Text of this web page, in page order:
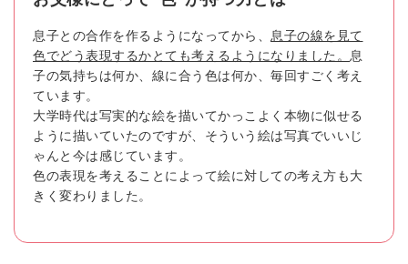
息子との合作を作るようになってから、 息子の線を見て
色でどう表現するかとても考えるようになりました。 息
子の気持ちは何か、線に合う色は何か、毎回すごく考え
ています。
大学時代は写実的な絵を描いてかっこよく本物に似せる
ように描いていたのですが、そういう絵は写真でいいじ
ゃんと今は感じています。
色の表現を考えることによって絵に対しての考え方も大
きく変わりました。